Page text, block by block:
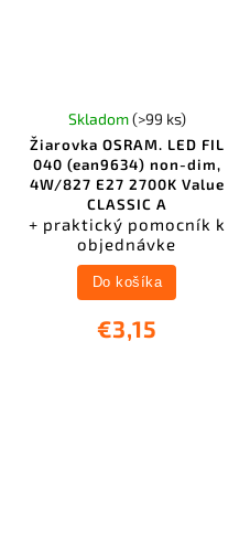
Žiarovka OSRAM. LED FIL
040 (ean9634) non-dim,
4W/827 E27 2700K Value
CLASSIC A
+ praktický pomocník k
objednávke
Skladom(>99 ks)
€3,15
Do košíka